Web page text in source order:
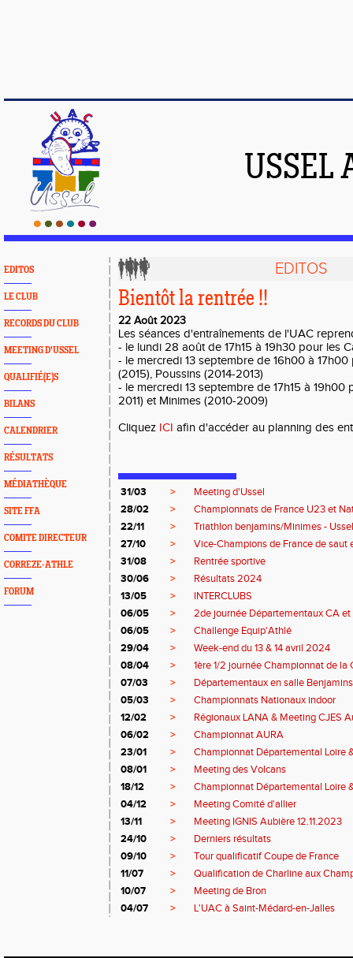
USSEL
EDITOS
LE CLUB
RECORDS DU CLUB
MEETING D'USSEL
QUALIFIÉ(E)S
BILANS
CALENDRIER
RÉSULTATS
MÉDIATHÈQUE
SITE FFA
COMITE DIRECTEUR
CORREZE-ATHLE
FORUM
EDITOS
Bientôt la rentrée !!
22 Août 2023
Les séances d'entraînements de l'UAC
- le lundi 28 août de 17h15 à 19h30 pour les
- le mercredi 13 septembre de 16h00 à
(2015), Poussins (2014-2013)
- le mercredi 13 septembre de 17h15 à 19h00
2011) et Minimes (2010-2009)
Cliquez ICI afin d'accéder au planning des
31/03 >
Meeting d'Ussel
28/02
>
Championnats de France U23 et
22/11
>
Triathlon benjamins/Minimes - Ussel
27/10
>
Vice-Champions de France de saut
31/08
>
Rentrée sportive
30/06
>
Résultats 2024
13/05
>
INTERCLUBS
06/05
>
2de journée Départementaux CA et
06/05
>
Challenge Equip'Athlé
29/04
>
Week-end du 13 & 14 avril 2024
08/04
>
1ère 1/2 journée Championnat de la
07/03
>
Départementaux en salle
05/03
>
Championnats Nationaux indoor
12/02
>
Régionaux LANA & Meeting CJES
06/02
>
Championnat AURA
23/01
>
Championnat Départemental Loire
08/01
>
Meeting des Volcans
18/12
>
Championnat Départemental Loire
04/12
>
Meeting Comité d'allier
13/11
>
Meeting IGNIS Aubière 12.11.2023
24/10
>
Derniers résultats
09/10
>
Tour qualificatif Coupe de France
11/07
>
Qualification de Charline aux
10/07
>
Meeting de Bron
04/07
> L'UAC à Saint-Médard-en-Jalles